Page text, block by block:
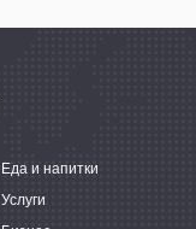
Еда и напитки
Услуги